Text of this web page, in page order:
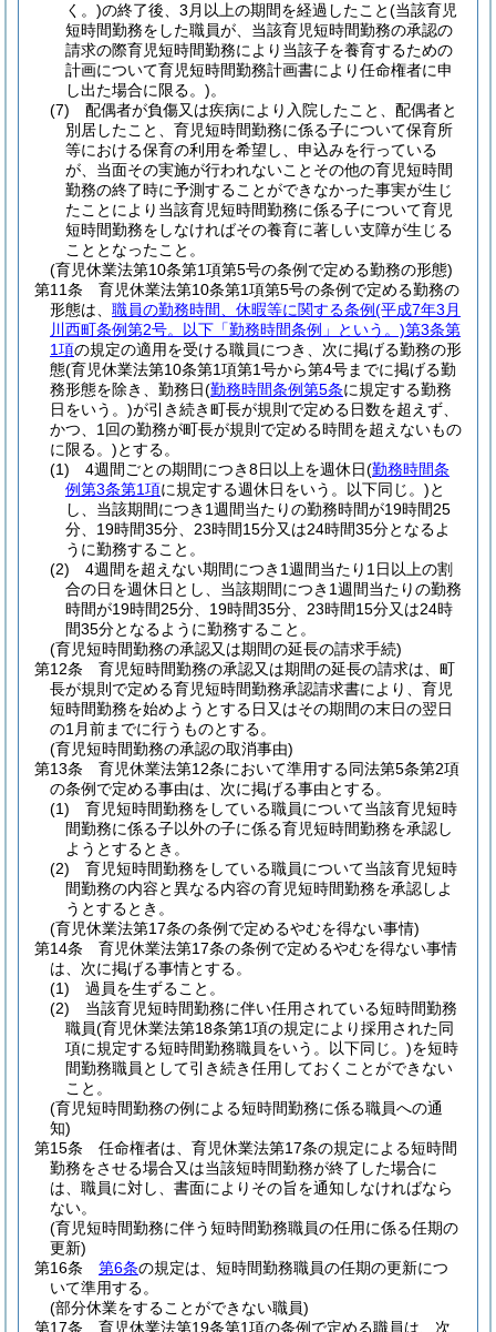
く。)の終了後、3月以上の期間を経過したこと(当該育児
短時間勤務をした職員が、当該育児短時間勤務の承認の
請求の際育児短時間勤務により当該子を養育するための
計画について育児短時間勤務計画書により任命権者に申
し出た場合に限る。)。
(7)
配偶者が負傷又は疾病により入院したこと、配偶者と
別居したこと、育児短時間勤務に係る子について保育所
等における保育の利用を希望し、申込みを行っている
が、当面その実施が行われないことその他の育児短時間
勤務の終了時に予測することができなかった事実が生じ
たことにより当該育児短時間勤務に係る子について育児
短時間勤務をしなければその養育に著しい支障が生じる
こととなったこと。
(育児休業法第10条第1項第5号の条例で定める勤務の形態)
第11条
育児休業法第10条第1項第5号の条例で定める勤務の
形態は、 職員の勤務時間、休暇等に関する条例(平成7年3月
川西町条例第2号。以下「勤務時間条例」という。)第3条第
1項の規定の適用を受ける職員につき、次に掲げる勤務の形
態(育児休業法第10条第1項第1号から第4号までに掲げる勤
務形態を除き、勤務日(勤務時間条例第5条に規定する勤務
日をいう。)が引き続き町長が規則で定める日数を超えず、
かつ、1回の勤務が町長が規則で定める時間を超えないもの
に限る。)とする。
(1)
4週間ごとの期間につき8日以上を週休日(勤務時間条
例第3条第1項に規定する週休日をいう。以下同じ。)と
し、当該期間につき1週間当たりの勤務時間が19時間25
分、19時間35分、23時間15分又は24時間35分となるよ
うに勤務すること。
(2)
4週間を超えない期間につき1週間当たり1日以上の割
合の日を週休日とし、当該期間につき1週間当たりの勤務
時間が19時間25分、19時間35分、23時間15分又は24時
間35分となるように勤務すること。
(育児短時間勤務の承認又は期間の延長の請求手続)
第12条
育児短時間勤務の承認又は期間の延長の請求は、町
長が規則で定める育児短時間勤務承認請求書により、育児
短時間勤務を始めようとする日又はその期間の末日の翌日
の1月前までに行うものとする。
(育児短時間勤務の承認の取消事由)
第13条
育児休業法第12条において準用する同法第5条第2項
の条例で定める事由は、次に掲げる事由とする。
(1)
育児短時間勤務をしている職員について当該育児短時
間勤務に係る子以外の子に係る育児短時間勤務を承認し
ようとするとき。
(2)
育児短時間勤務をしている職員について当該育児短時
間勤務の内容と異なる内容の育児短時間勤務を承認しよ
うとするとき。
(育児休業法第17条の条例で定めるやむを得ない事情)
第14条
育児休業法第17条の条例で定めるやむを得ない事情
は、次に掲げる事情とする。
(1)
過員を生ずること。
(2)
当該育児短時間勤務に伴い任用されている短時間勤務
職員(育児休業法第18条第1項の規定により採用された同
項に規定する短時間勤務職員をいう。以下同じ。)を短時
間勤務職員として引き続き任用しておくことができない
こと。
(育児短時間勤務の例による短時間勤務に係る職員への通
知)
第15条
任命権者は、育児休業法第17条の規定による短時間
勤務をさせる場合又は当該短時間勤務が終了した場合に
は、職員に対し、書面によりその旨を通知しなければなら
ない。
(育児短時間勤務に伴う短時間勤務職員の任用に係る任期の
更新)
第16条
第6条の規定は、短時間勤務職員の任期の更新につ
いて準用する。
(部分休業をすることができない職員)
第17条
育児休業法第19条第1項の条例で定める職員は、次